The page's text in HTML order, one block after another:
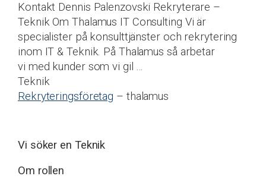
Kontakt Dennis Palenzovski Rekryterare –
Teknik Om Thalamus IT Consulting Vi är
specialister på konsulttjänster och rekrytering
inom IT & Teknik. På Thalamus så arbetar
vi med kunder som vi gil …
Teknik
Rekryteringsföretag – thalamus
Vi söker en Teknik
Om rollen